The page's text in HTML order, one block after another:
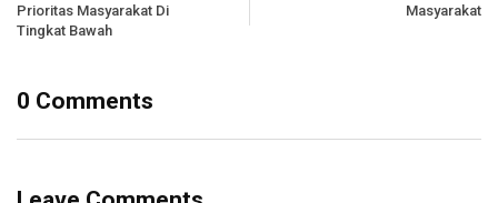
Prioritas Masyarakat Di
Tingkat Bawah
Masyarakat
0 Comments